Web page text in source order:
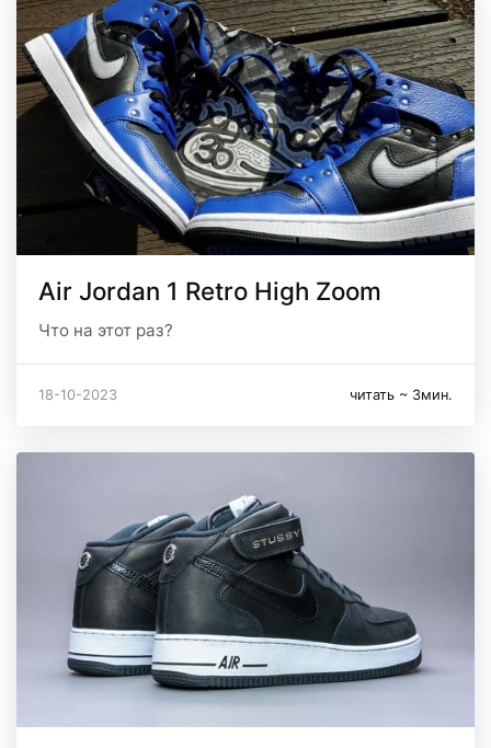
Air Jordan 1 Retro High Zoom
Что на этот раз?
18-10-2023 читать ~ 3мин.